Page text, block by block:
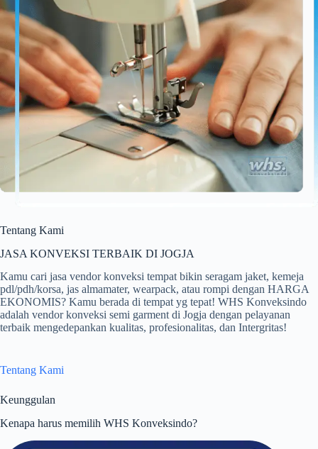
Tentang Kami
JASA KONVEKSI TERBAIK DI JOGJA
Kamu cari jasa vendor konveksi tempat bikin seragam jaket, kemeja
pdl/pdh/korsa, jas almamater, wearpack, atau rompi dengan HARGA
EKONOMIS? Kamu berada di tempat yg tepat! WHS Konveksindo
adalah vendor konveksi semi garment di Jogja dengan pelayanan
terbaik mengedepankan kualitas, profesionalitas, dan Intergritas!
Tentang Kami
Keunggulan
Kenapa harus memilih WHS Konveksindo?